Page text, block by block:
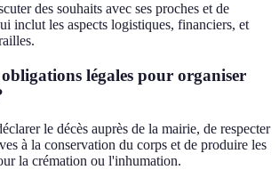
des souhaits avec ses proches et de
inclut les aspects logistiques, financiers, et
obligations légales pour organiser
le décès auprès de la mairie, de respecter
à la conservation du corps et de produire les
la crémation ou l'inhumation.